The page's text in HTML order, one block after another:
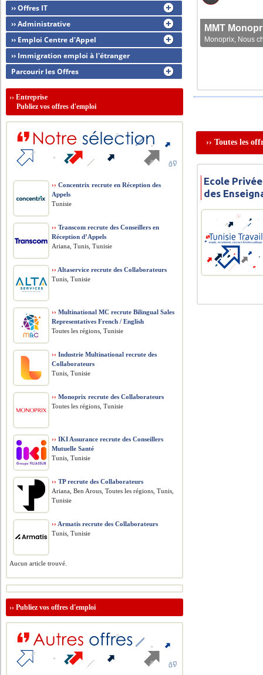
MMT
Monoprix, Nous
›› Toutes les
Ecole
des
›› Offres IT
›› Administrative
›› Emploi Centre d'Appel
›› Immigration emploi à l'étranger
Parcourir les Offres
››Entreprise
Publiez vos offres d'emploi
›› Concentrix recrute en Réception des
Appels
Tunisie
›› Transcom recrute des Conseillers en
Réception d’Appels
Ariana, Tunis, Tunisie
›› Altaservice recrute des Collaborateurs
Tunis, Tunisie
›› Multinational MC recrute Bilingual Sales
Representatives French / English
Toutes les régions, Tunisie
›› Industrie Multinational recrute des
Collaborateurs
Tunis, Tunisie
›› Monoprix recrute des Collaborateurs
Toutes les régions, Tunisie
›› IKI Assurance recrute des Conseillers
Mutuelle Santé
Tunis, Tunisie
›› TP recrute des Collaborateurs
Ariana, Ben Arous, Toutes les régions, Tunis,
Tunisie
›› Armatis recrute des Collaborateurs
Tunis, Tunisie
Aucun article trouvé.
››Publiez vos offres d'emploi